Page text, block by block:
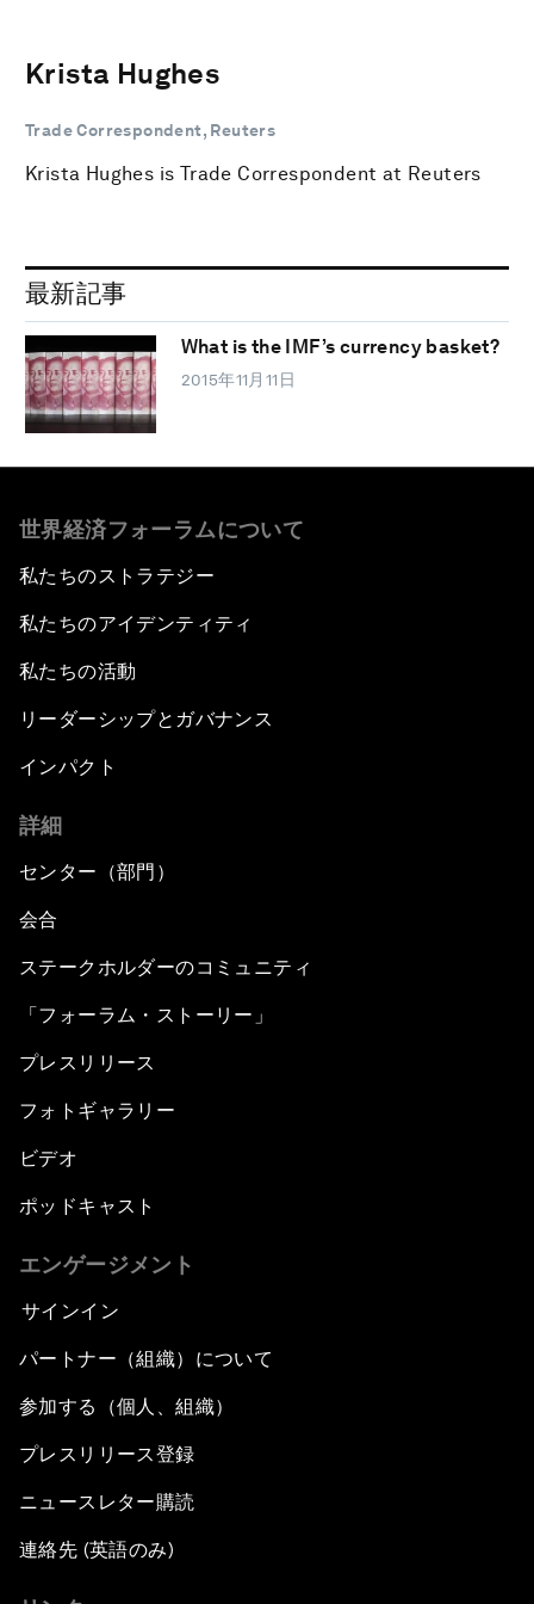
Krista Hughes
Trade Correspondent, Reuters
Krista Hughes is Trade Correspondent at Reuters
最新記事
What is the IMF’s currency basket?
2015年11月11日
世界経済フォーラムについて
私たちのストラテジー
私たちのアイデンティティ
私たちの活動
リーダーシップとガバナンス
インパクト
詳細
センター（部門）
会合
ステークホルダーのコミュニティ
「フォーラム・ストーリー」
プレスリリース
フォトギャラリー
ビデオ
ポッドキャスト
エンゲージメント
サインイン
パートナー（組織）について
参加する（個人、組織）
プレスリリース登録
ニュースレター購読
連絡先 (英語のみ)